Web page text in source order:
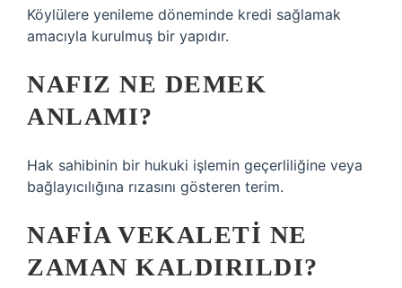
Köylülere yenileme döneminde kredi sağlamak
amacıyla kurulmuş bir yapıdır.
NAFIZ NE DEMEK
ANLAMI?
Hak sahibinin bir hukuki işlemin geçerliliğine veya
bağlayıcılığına rızasını gösteren terim.
NAFIA VEKALETI NE
ZAMAN KALDIRILDI?